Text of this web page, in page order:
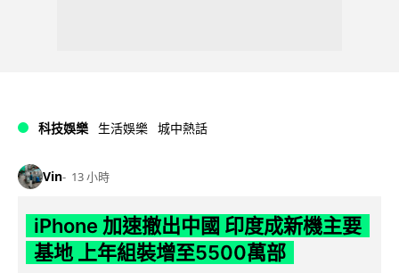
科技娛樂 生活娛樂 城中熱話
Vin 13 小時
iPhone 加速撤出中國 印度成新機主要
基地 上年組裝增至5500萬部